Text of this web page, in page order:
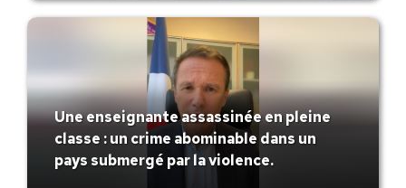
Une enseignante assassinée en pleine
classe : un crime abominable dans un
pays submergé par la violence.